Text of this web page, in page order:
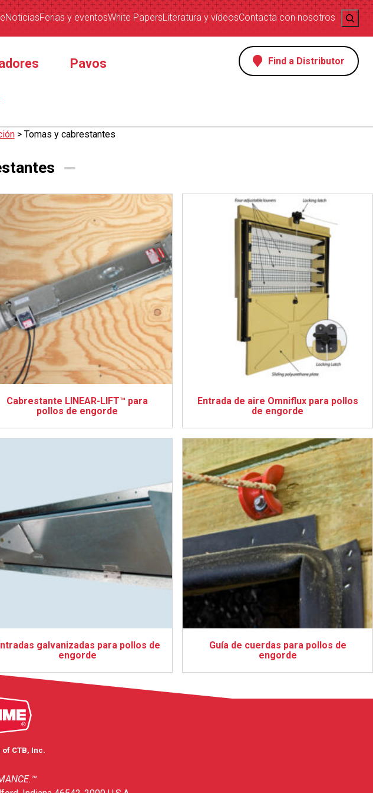
NoticiasFerias y eventosWhite PapersLiteratura y vídeosContacta con nosotros Search
Pavos Find a Distributor
> Tomas y cabrestantes
Cabrestante LINEAR-LIFT™ para
pollos de engorde
Entrada de aire Omniflux para pollos
de engorde
galvanizadas para pollos de
engorde
Guía de cuerdas para pollos de
engorde
of CTB, Inc.